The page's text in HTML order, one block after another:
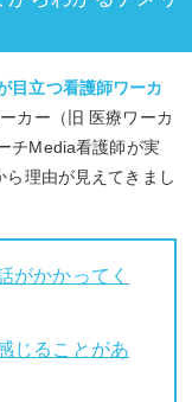
目立つ看護師ワーカ
カー（旧 医療ワーカ
チMedia看護師が実
理由が見えてきまし
がかかってく
じることがあ